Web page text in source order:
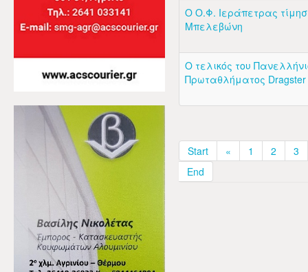
Ο Ο.Φ. Ιεράπετρας
Μπελεβώνη
Ο τελικός του
Πρωταθλήματος Dragster
Start « 1 2
3
End